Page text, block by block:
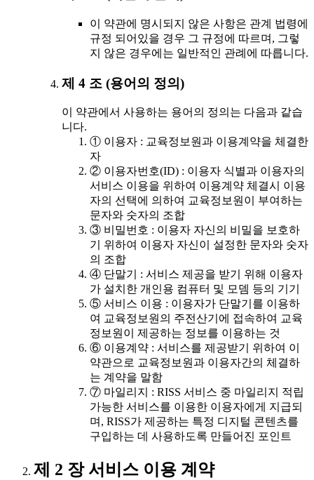
이 약관에 명시되지 않은 사항은 관계 법령에
규정 되어있을 경우 그 규정에 따르며, 그렇
지 않은 경우에는 일반적인 관례에 따릅니다.
제 4 조 (용어의 정의)
이 약관에서 사용하는 용어의 정의는 다음과 같습
니다.
① 이용자 : 교육정보원과 이용계약을 체결한
자
② 이용자번호(ID) : 이용자 식별과 이용자의
서비스 이용을 위하여 이용계약 체결시 이용
자의 선택에 의하여 교육정보원이 부여하는
문자와 숫자의 조합
③ 비밀번호 : 이용자 자신의 비밀을 보호하
기 위하여 이용자 자신이 설정한 문자와 숫자
의 조합
④ 단말기 : 서비스 제공을 받기 위해 이용자
가 설치한 개인용 컴퓨터 및 모뎀 등의 기기
⑤ 서비스 이용 : 이용자가 단말기를 이용하
여 교육정보원의 주전산기에 접속하여 교육
정보원이 제공하는 정보를 이용하는 것
⑥ 이용계약 : 서비스를 제공받기 위하여 이
약관으로 교육정보원과 이용자간의 체결하
는 계약을 말함
⑦ 마일리지 : RISS 서비스 중 마일리지 적립
가능한 서비스를 이용한 이용자에게 지급되
며, RISS가 제공하는 특정 디지털 콘텐츠를
구입하는 데 사용하도록 만들어진 포인트
제 2 장 서비스 이용 계약